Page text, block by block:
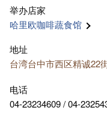
举办​​店家
哈里欧咖啡蔬食馆
地址
台湾台中市西区精诚22
电话
04-23234609 / 04-